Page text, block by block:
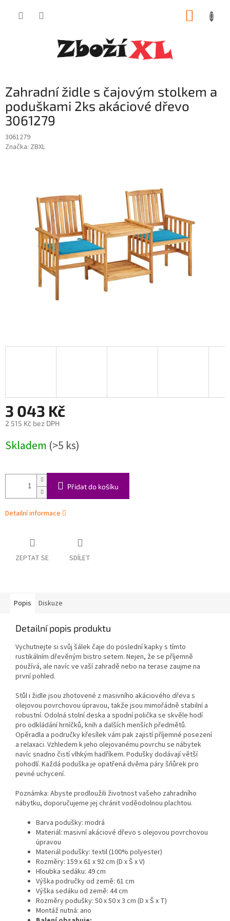
Zahradní židle s čajovým stolkem a
poduškami 2ks akáciové dřevo
3061279
3061279
Značka: ZBXL
3 043 Kč
2 515 Kč bez DPH
cena:
Skladem (>5 ks)
Přidat do košíku
Detailní informace
ZEPTAT SE SDÍLET
Popis Diskuze
Detailní popis produktu
Vychutnejte si svůj šálek čaje do poslední kapky s tímto
rustikálním dřevěným bistro setem. Nejen, že se příjemně
používá, ale navíc ve vaší zahradě nebo na terase zaujme na
první pohled.
Stůl i židle jsou zhotovené z masivního akáciového dřeva s
olejovou povrchovou úpravou, takže jsou mimořádně stabilní a
robustní. Odolná stolní deska a spodní polička se skvěle hodí
pro odkládání hrníčků, knih a dalších menších předmětů.
Opěradla a područky křesílek vám pak zajistí příjemné posezení
a relaxaci. Vzhledem k jeho olejovanému povrchu se nábytek
navíc snadno čistí vlhkým hadříkem. Podušky dodávají větší
pohodlí. Každá poduška je opatřená dvěma páry šňůrek pro
pevné uchycení.
Poznámka: Abyste prodloužili životnost vašeho zahradního
nábytku, doporučujeme jej chránit voděodolnou plachtou.
Barva podušky: modrá
Materiál: masivní akáciové dřevo s olejovou povrchovou
úpravou
Materiál podušky: textil (100% polyester)
Rozměry: 159 x 61 x 92 cm (D x Š x V)
Hloubka sedáku: 49 cm
Výška područky od země: 61 cm
Výška sedáku od země: 44 cm
Rozměry podušky: 50 x 50 x 3 cm (D x Š x T)
Montáž nutná: ano